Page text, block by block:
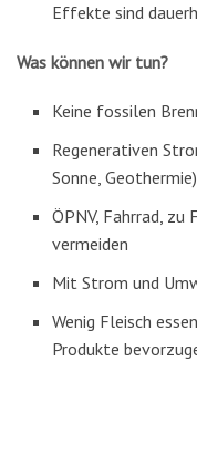
Effekte sind
Was können wir tun?
Keine fossilen
Regenerativen
Sonne, Geothermie)
ÖPNV, Fahrrad, zu
vermeiden
Mit Strom und
Wenig Fleisch
Produkte